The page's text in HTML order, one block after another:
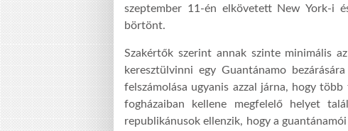
szeptember 11-én elkövetett New York-i
börtönt.
Szakértők szerint annak szinte minimális
keresztülvinni egy Guantánamo
felszámolása ugyanis azzal járna, hogy
fogházaiban kellene megfelelő helyet
republikánusok ellenzik, hogy a